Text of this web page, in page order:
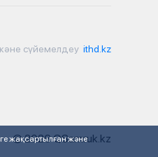
сүйемелдеу ithd.kz
© 2026 QSamruk.kz
жақсартылған және